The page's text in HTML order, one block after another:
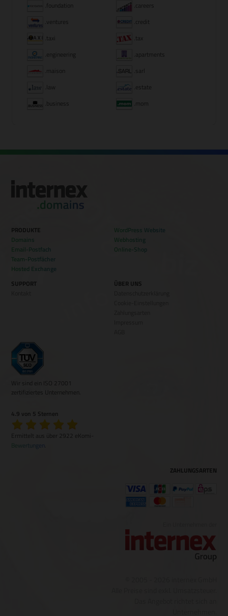
.foundation
.careers
.ventures
.credit
.taxi
.tax
.engineering
.apartments
.maison
.sarl
.law
.estate
.business
.mom
PRODUKTE
Domains
Email-Postfach
Team-Postfächer
Hosted Exchange
WordPress Website
Webhosting
Online-Shop
SUPPORT
ÜBER UNS
Wir sind ein ISO 27001
zertifiziertes Unternehmen.
4.9 von 5 Sternen
Ermittelt aus über 2922 eKomi-
Bewertungen
ZAHLUNGSARTEN